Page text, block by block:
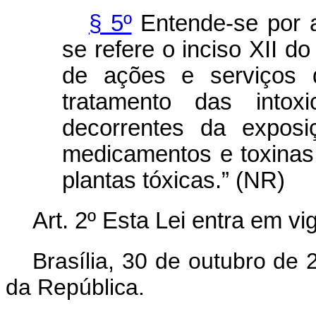
§ 5ºEntende-se por
se refere o inciso XII
de ações e serviços
tratamento das
decorrentes da
medicamentos e
plantas tóxicas.” (NR)
Art. 2º Esta Lei entra em
Brasília, 30 de outubro de
da República.